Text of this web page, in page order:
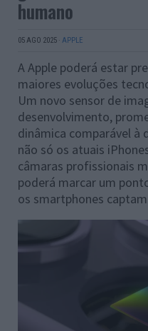
humano
05 AGO 2025 · APPLE
A Apple poderá estar
maiores evoluções
Um novo sensor de
desenvolvimento,
dinâmica comparável à
não só os atuais
câmaras profissionais
poderá marcar um
os smartphones